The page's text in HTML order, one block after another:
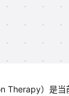
Therapy）是当